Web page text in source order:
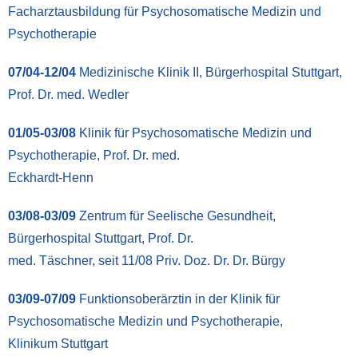
Facharztausbildung für Psychosomatische Medizin und
Psychotherapie
07/04-12/04 Medizinische Klinik II, Bürgerhospital Stuttgart,
Prof. Dr. med. Wedler
01/05-03/08 Klinik für Psychosomatische Medizin und
Psychotherapie, Prof. Dr. med.
Eckhardt-Henn
03/08-03/09 Zentrum für Seelische Gesundheit,
Bürgerhospital Stuttgart, Prof. Dr.
med. Täschner, seit 11/08 Priv. Doz. Dr. Dr. Bürgy
03/09-07/09 Funktionsoberärztin in der Klinik für
Psychosomatische Medizin und Psychotherapie,
Klinikum Stuttgart